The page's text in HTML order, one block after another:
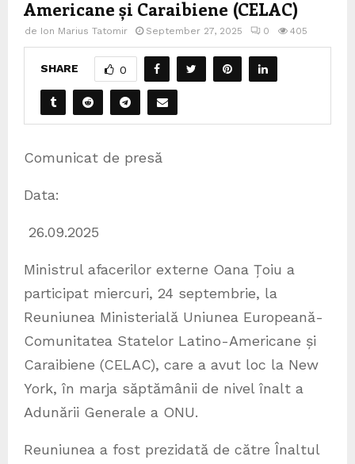
Americane și Caraibiene (CELAC)
de Ion Marius Tatomir September 27, 2025 0 405
SHARE 0
Comunicat de presă
Data:
26.09.2025
Ministrul afacerilor externe Oana Țoiu a
participat miercuri, 24 septembrie, la
Reuniunea Ministerială Uniunea Europeană-
Comunitatea Statelor Latino-Americane și
Caraibiene (CELAC), care a avut loc la New
York, în marja săptămânii de nivel înalt a
Adunării Generale a ONU.
Reuniunea a fost prezidată de către Înaltul